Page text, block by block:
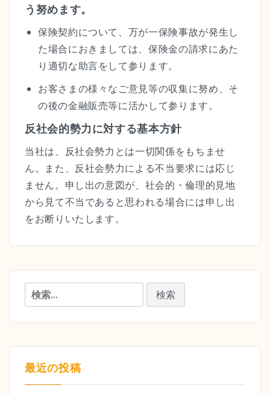
う努めます。
保険契約について、万が一保険事故が発生し
た場合におきましては、保険金の請求にあた
り適切な助言をして参ります。
お客さまの様々なご意見等の収集に努め、そ
の後の金融販売等に活かして参ります。
反社会的勢力に対する基本方針
当社は、反社会勢力とは一切関係をもちませ
ん。また、反社会勢力による不当要求には応じ
ません。申し出の意図が、社会的・倫理的見地
から見て不当であると思われる場合には申し出
をお断りいたします。
検
索:
最近の投稿